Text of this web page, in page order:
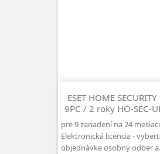
ESET HOME
9PC / 2 roky HO-SEC-
pre 9 zariadení na 24
Elektronická licencia -
objednávke osobný odber